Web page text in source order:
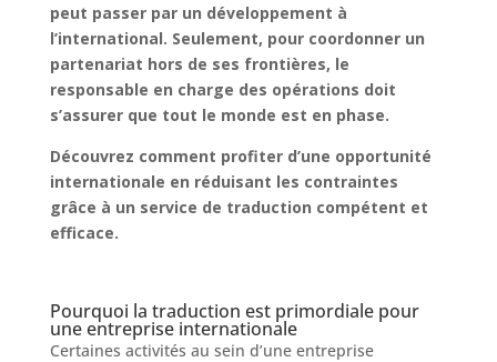
peut passer par un développement à
l’international. Seulement, pour coordonner un
partenariat hors de ses frontières, le
responsable en charge des opérations doit
s’assurer que tout le monde est en phase.
Découvrez comment profiter d’une opportunité
internationale en réduisant les contraintes
grâce à un service de traduction compétent et
efficace.
Pourquoi la traduction est primordiale pour
une entreprise internationale
Certaines activités au sein d’une entreprise